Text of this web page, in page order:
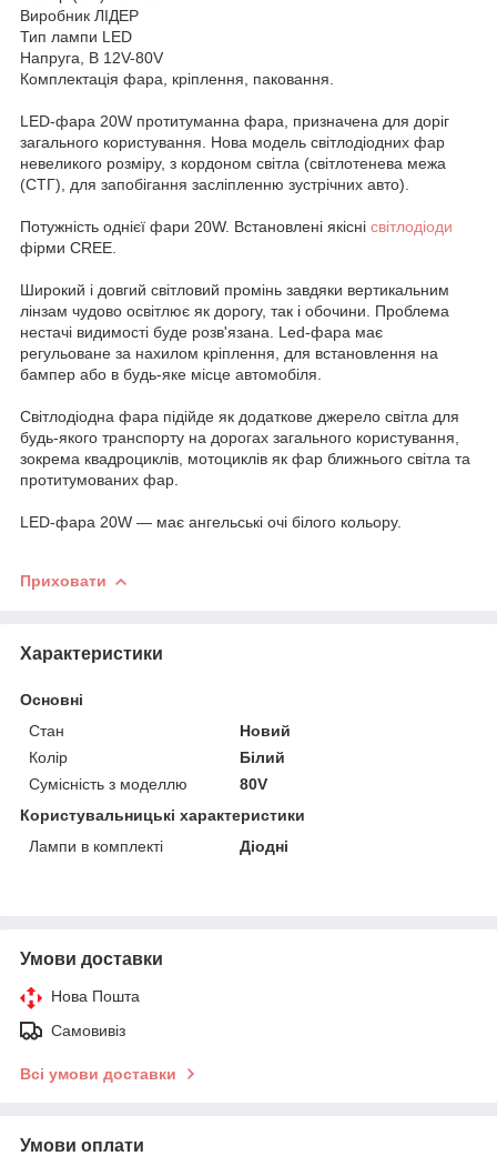
Виробник ЛІДЕР
Тип лампи LED
Напруга, В 12V-80V
Комплектація фара, кріплення, паковання.
LED-фара 20W протитуманна фара, призначена для доріг
загального користування. Нова модель світлодіодних фар
невеликого розміру, з кордоном світла (світлотенева межа
(СТГ), для запобігання засліпленню зустрічних авто).
Потужність однієї фари 20W. Встановлені якісні світлодіоди
фірми CREE.
Широкий і довгий світловий промінь завдяки вертикальним
лінзам чудово освітлює як дорогу, так і обочини. Проблема
нестачі видимості буде розв'язана. Led-фара має
регульоване за нахилом кріплення, для встановлення на
бампер або в будь-яке місце автомобіля.
Світлодіодна фара підійде як додаткове джерело світла для
будь-якого транспорту на дорогах загального користування,
зокрема квадроциклів, мотоциклів як фар ближнього світла та
протитумованих фар.
LED-фара 20W — має ангельські очі білого кольору.
Приховати
Характеристики
Основні
Стан
Новий
Колір
Білий
Сумісність з моделлю
80V
Користувальницькі характеристики
Лампи в комплекті
Діодні
Умови доставки
Нова Пошта
Самовивіз
Всі умови доставки
Умови оплати